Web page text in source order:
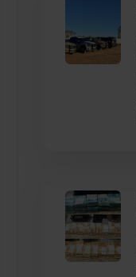
Dom Basílio
Esportes